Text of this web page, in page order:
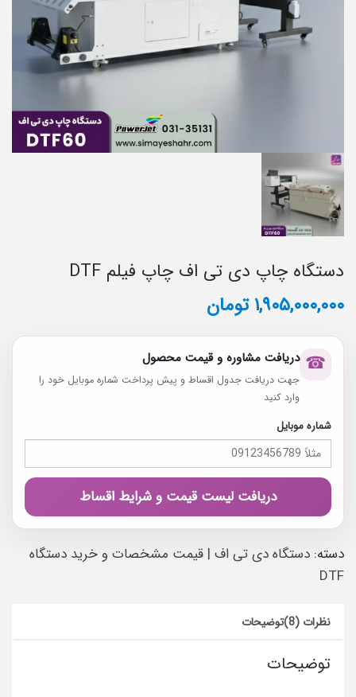
دستگاه چاپ دی تی اف چاپ فیلم DTF
۱,۹۰۵,۰۰۰,۰۰۰تومان
☎ دریافت مشاوره و قیمت محصول
جهت دریافت جدول اقساط و پیش پرداخت شماره موبایل خود را
وارد کنید
شماره موبایل
دریافت لیست قیمت و شرایط اقساط
دسته: دستگاه دی تی اف | قیمت مشخصات و خرید دستگاه
DTF
توضیحات نظرات (8)
توضیحات